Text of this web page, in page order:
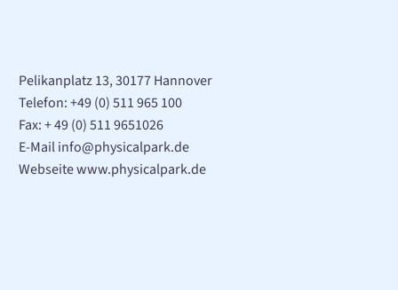
Pelikanplatz 13, 30177 Hannover
Telefon:+49 (0) 511 965 100
Fax: + 49 (0) 511 9651026
E-Mailinfo@physicalpark.de
Webseite www.physicalpark.de